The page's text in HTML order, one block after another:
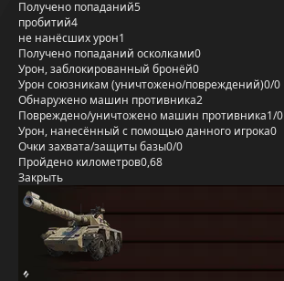
Получено попаданий5
пробитий4
не нанёсших урон1
Получено попаданий осколками0
Урон, заблокированный бронёй0
Урон союзникам (уничтожено/повреждений)0/0
Обнаружено машин противника2
Повреждено/уничтожено машин противника1/0
Урон, нанесённый с помощью данного игрока0
Очки захвата/защиты базы0/0
Пройдено километров0,68
Закрыть